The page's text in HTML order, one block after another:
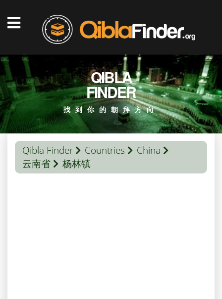
QIBLA
FINDER
找到你的朝拜方向
Qibla Finder Countries
China
云南省
杨林镇